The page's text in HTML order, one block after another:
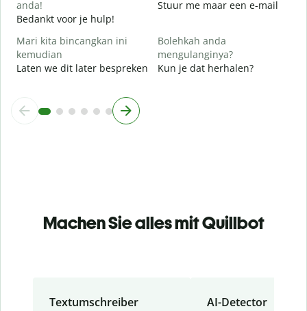
anda!
Bedankt voor je hulp!
Stuur me maar een e-mail
Mari kita bincangkan ini
kemudian
Laten we dit later bespreken
Bolehkah anda
mengulanginya?
Kun je dat herhalen?
Machen Sie alles mit Quillbot
Textumschreiber AI-Detector